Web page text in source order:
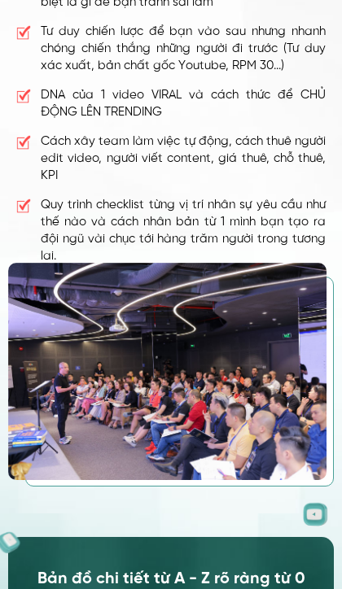
Tư duy chiến lược để bạn vào sau nhưng nhanh
chóng chiến thắng những người đi trước (Tư duy
xác xuất, bản chất gốc Youtube, RPM 30...)
DNA của 1 video VIRAL và cách thức để CHỦ
ĐỘNG LÊN TRENDING
Cách xây team làm việc tự động, cách thuê người
edit video, người viết content, giá thuê, chỗ thuê,
KPI
Quy trình checklist từng vị trí nhân sự yêu cầu như
thế nào và cách nhân bản từ 1 mình bạn tạo ra
đội ngũ vài chục tới hàng trăm người trong tương
lai.
Bản đồ chi tiết từ A - Z rõ ràng từ 0